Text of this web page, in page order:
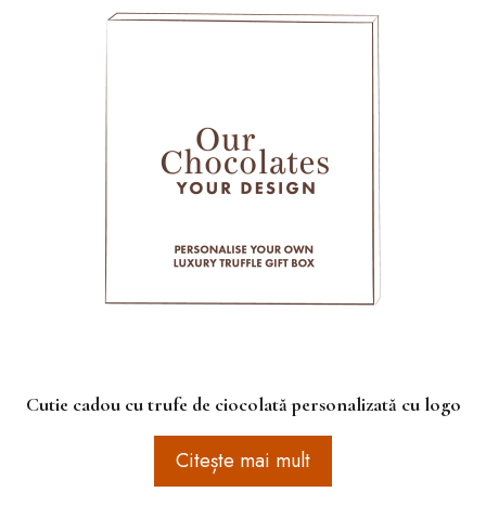
Cutie cadou cu trufe de ciocolată personalizată cu logo
Citește mai mult